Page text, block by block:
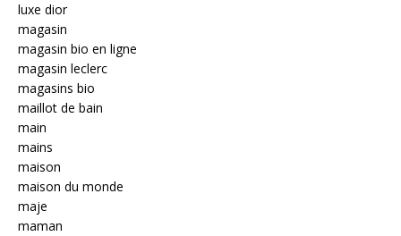
luxe dior
magasin
magasin bio en ligne
magasin leclerc
magasins bio
maillot de bain
main
mains
maison
maison du monde
maje
maman